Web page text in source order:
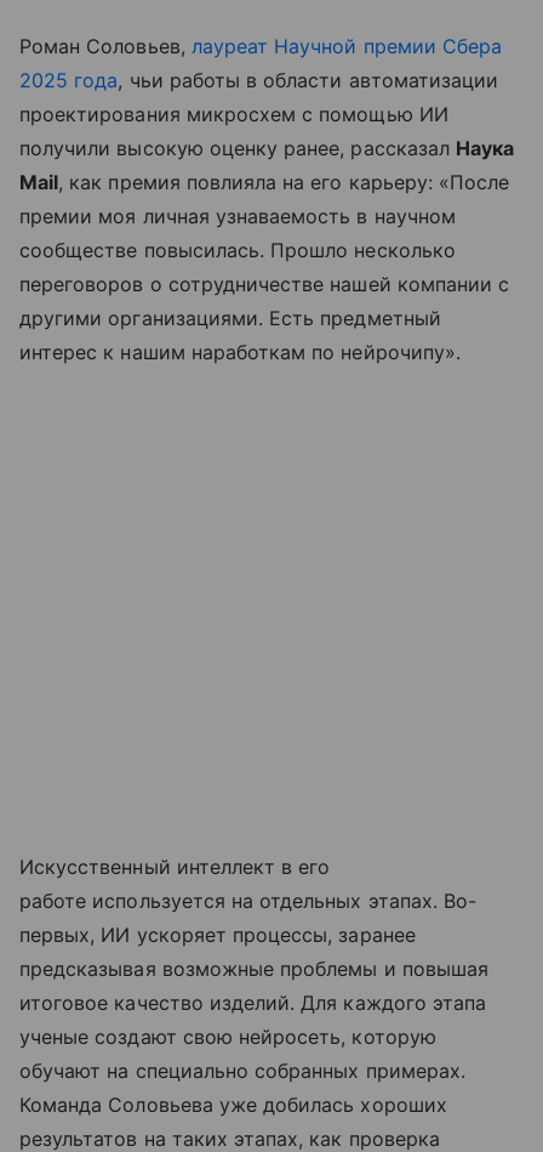
Роман Соловьев, лауреат Научной премии Сбера
2025 года, чьи работы в области автоматизации
проектирования микросхем с помощью ИИ
получили высокую оценку ранее, рассказал Наука
Mail, как премия повлияла на его карьеру: «После
премии моя личная узнаваемость в научном
сообществе повысилась. Прошло несколько
переговоров о сотрудничестве нашей компании с
другими организациями. Есть предметный
интерес к нашим наработкам по нейрочипу».
Искусственный интеллект в его
работе используется на отдельных этапах. Во-
первых, ИИ ускоряет процессы, заранее
предсказывая возможные проблемы и повышая
итоговое качество изделий. Для каждого этапа
ученые создают свою нейросеть, которую
обучают на специально собранных примерах.
Команда Соловьева уже добилась хороших
результатов на таких этапах, как проверка